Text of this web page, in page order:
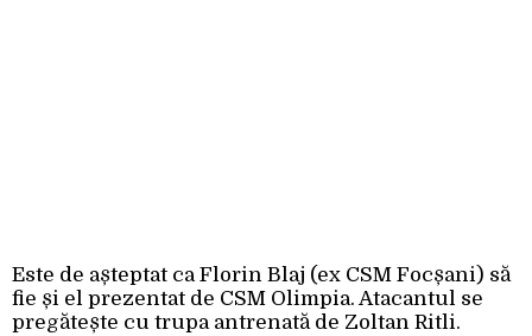
Este de așteptat ca Florin Blaj (ex CSM Focșani) să
fie și el prezentat de CSM Olimpia. Atacantul se
pregătește cu trupa antrenată de Zoltan Ritli.